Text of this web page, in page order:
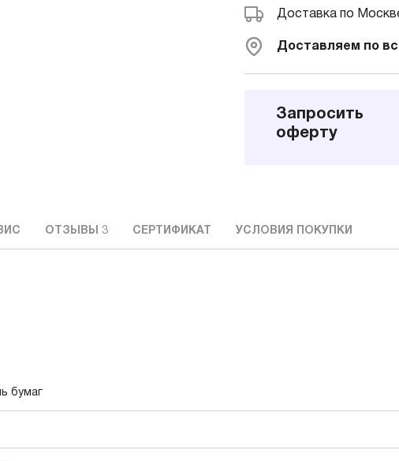
Доставка по
Доставляем по
Запросить
оферту
ОТЗЫВЫ 3 СЕРТИФИКАТ УСЛОВИЯ ПОКУПКИ
бумаг